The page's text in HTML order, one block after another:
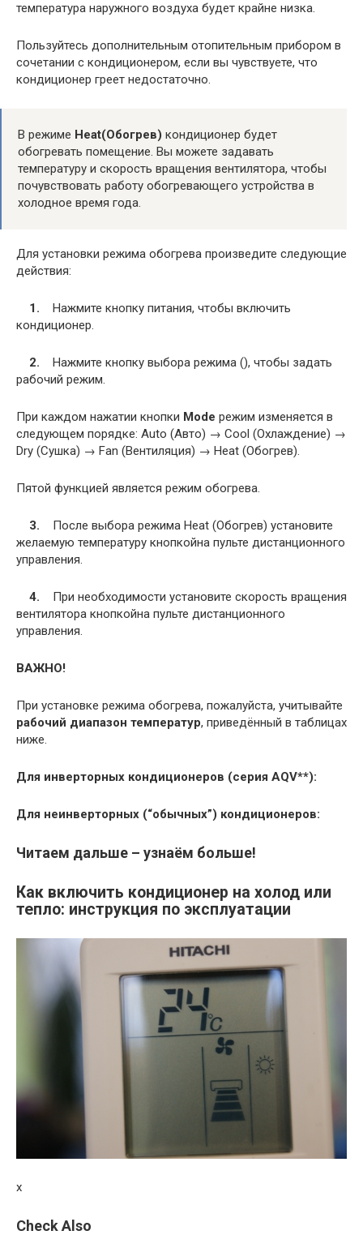
температура наружного воздуха будет крайне низка.
Пользуйтесь дополнительным отопительным прибором в
сочетании с кондиционером, если вы чувствуете, что
кондиционер греет недостаточно.
В режиме Heat(Обогрев) кондиционер будет
обогревать помещение. Вы можете задавать
температуру и скорость вращения вентилятора, чтобы
почувствовать работу обогревающего устройства в
холодное время года.
Для установки режима обогрева произведите следующие
действия:
1. Нажмите кнопку питания, чтобы включить
кондиционер.
2. Нажмите кнопку выбора режима (), чтобы задать
рабочий режим.
При каждом нажатии кнопки Mode режим изменяется в
следующем порядке: Auto (Авто) → Cool (Охлаждение) →
Dry (Сушка) → Fan (Вентиляция) → Heat (Обогрев).
Пятой функцией является режим обогрева.
3. После выбора режима Heat (Обогрев) установите
желаемую температуру кнопкойна пульте дистанционного
управления.
4. При необходимости установите скорость вращения
вентилятора кнопкойна пульте дистанционного
управления.
ВАЖНО!
При установке режима обогрева, пожалуйста, учитывайте
рабочий диапазон температур, приведённый в таблицах
ниже.
Для инверторных кондиционеров (серия AQV**):
Для неинверторных (“обычных”) кондиционеров:
Читаем дальше – узнаём больше!
Как включить кондиционер на холод или
тепло: инструкция по эксплуатации
x
Check Also